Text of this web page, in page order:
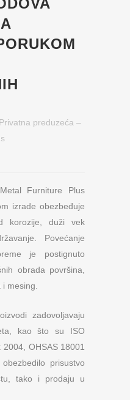
Privatna preduzeća –
Furniture Plus
izrade obezbeđuje
korozije, duži vek
Povećanje
je postignuto
obrada površina,
mesing.
zadovoljavaju
kao što su ISO
OHSAS 18001
prisustvo
tako i prodaju u